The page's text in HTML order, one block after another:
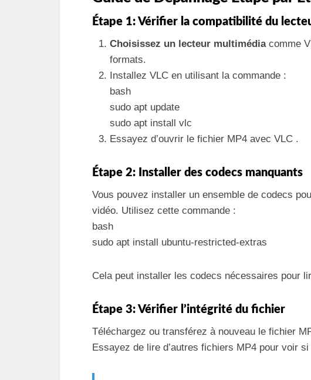
Étape 1: Vérifier la compatibilité du
Choisissez un lecteur multimédiacomme
formats.
Installez VLC en utilisant la commande :
bash
sudo apt update
sudo apt install vlc
Essayez d’ouvrir le fichier MP4 avec VLC .
Étape 2: Installer des codecs manquants
Vous pouvez installer un ensemble de codecs
vidéo. Utilisez cette commande :
bash
sudo apt install ubuntu-restricted-extras
Cela peut installer les codecs nécessaires pour
Étape 3: Vérifier l’intégrité du fichier
Téléchargez ou transférez à nouveau le fichier
Essayez de lire d’autres fichiers MP4 pour voir